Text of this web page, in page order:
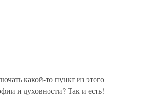
какой-то пункт из этого
и духовности? Так и есть!